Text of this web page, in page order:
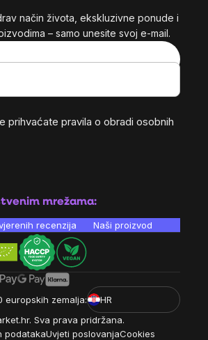
način života, ekskluzivne ponude i
– samo unesite svoj e-mail.
prihvaćate pravila o obradi osobnih
mrežama:
recenzija Naši proizvodi su
europskih zemalja:
HR
Sva prava pridržana.
podatakaUvjeti poslovanjaCookies